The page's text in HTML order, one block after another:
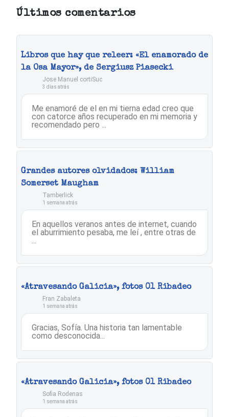
Últimos comentarios
Libros que hay que releer: «El enamorado de
la Osa Mayor», de Sergiusz Piasecki
Jose Manuel cortiSuc
3 días atrás
Me enamoré de el en mi tierna edad creo que
con catorce años recuperado en mi memoria y
recomendado pero ...
Grandes autores olvidados: William
Somerset Maugham
Tamberlick
1 semana atrás
En aquellos veranos antes de internet, cuando
el aburrimiento pesaba, me leí , entre otras de
«Atravesando Galicia», fotos 01 Ribadeo
Fran Zabaleta
1 semana atrás
Gracias, Sofía. Una historia tan lamentable
como desconocida...
«Atravesando Galicia», fotos 01 Ribadeo
Sofia Rodenas
1 semana atrás